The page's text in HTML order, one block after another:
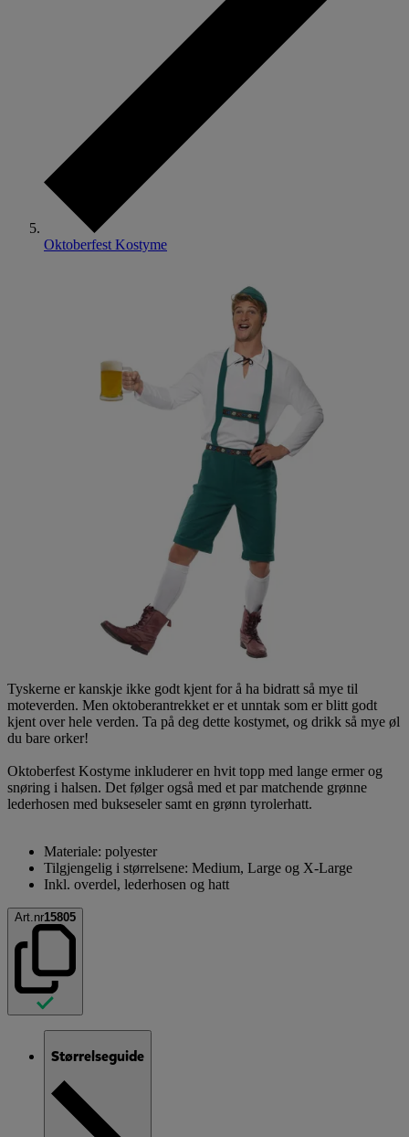
Oktoberfest Kostyme
Tyskerne er kanskje ikke godt kjent for å ha bidratt så mye til
moteverden. Men oktoberantrekket er et unntak som er blitt godt
kjent over hele verden. Ta på deg dette kostymet, og drikk så mye øl
du bare orker!
Oktoberfest Kostyme inkluderer en hvit topp med lange ermer og
snøring i halsen. Det følger også med et par matchende grønne
lederhosen med bukseseler samt en grønn tyrolerhatt.
Materiale: polyester
Tilgjengelig i størrelsene: Medium, Large og X-Large
Inkl. overdel, lederhosen og hatt
Art.nr15805
Størrelseguide